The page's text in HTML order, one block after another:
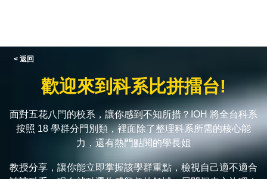
< 返回
歡迎來到科系比拼擂台!
面對五花八門的校系，讓你感到不知所措？IOH 將全台科系
按照 18 學群分門別類，裡面除了整理科系所需的核心能
力，還有熱門點閱的學長姐
教授分享，讓你能立即掌握該學群重點，檢視自己適不適合